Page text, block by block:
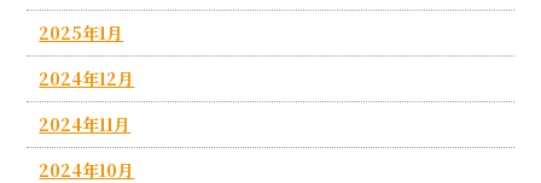
2025年1月
2024年12月
2024年11月
2024年10月